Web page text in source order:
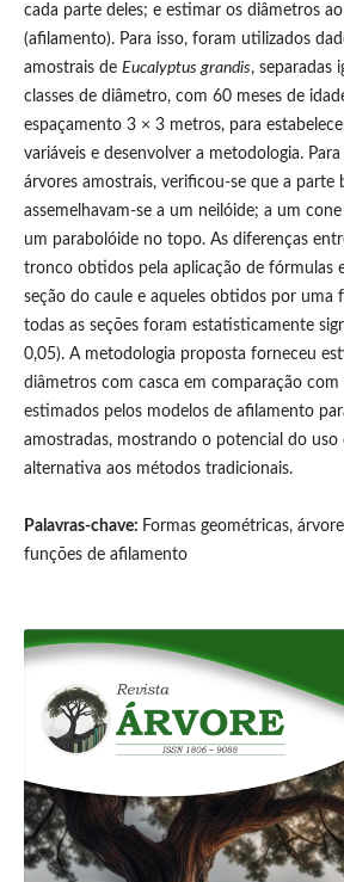
cada parte deles; e estimar os diâmetros
(afilamento). Para isso, foram utilizados
amostrais de Eucalyptus grandis, separadas
classes de diâmetro, com 60 meses de
espaçamento 3 × 3 metros, para
variáveis e desenvolver a metodologia.
árvores amostrais, verificou-se que a parte
assemelhavam-se a um neilóide; a um
um parabolóide no topo. As diferenças
tronco obtidos pela aplicação de fórmulas
seção do caule e aqueles obtidos por uma
todas as seções foram estatisticamente
0,05). A metodologia proposta forneceu
diâmetros com casca em comparação com
estimados pelos modelos de afilamento
amostradas, mostrando o potencial do
alternativa aos métodos tradicionais.
Palavras-chave: Formas geométricas,
funções de afilamento